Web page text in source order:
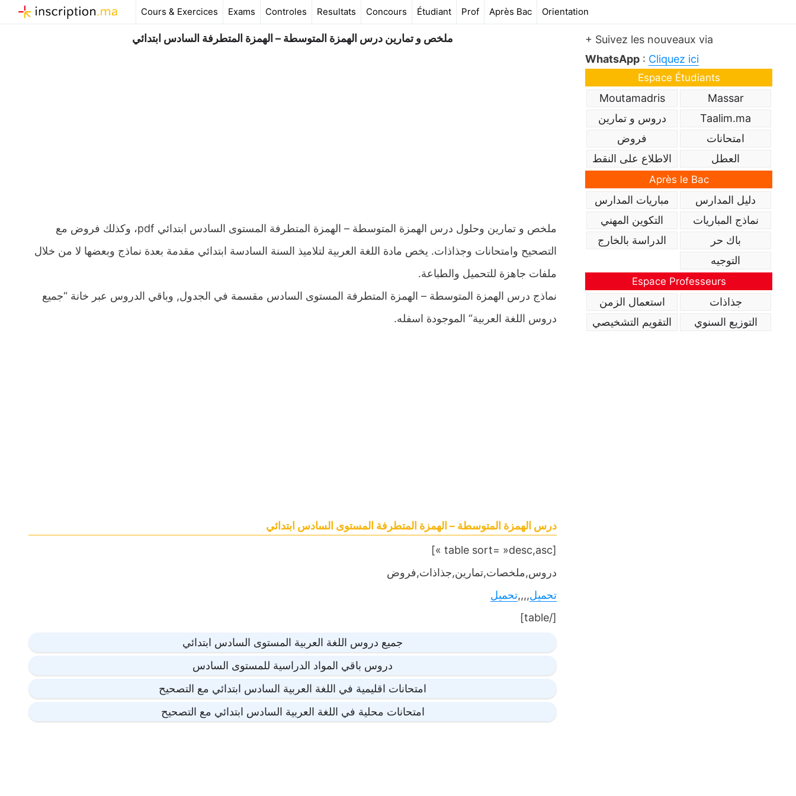
au
Cours & Exercices Exams Controles Resultats Concours Étudiant Prof Après Bac Orientation
ملخص و تمارين درس الهمزة المتوسطة – الهمزة المتطرفة السادس ابتدائي
ملخص و تمارين وحلول درس الهمزة المتوسطة – الهمزة المتطرفة المستوى السادس ابتدائي pdf، وكذلك فروض مع
التصحيح وامتحانات وجذاذات. يخص مادة اللغة العربية لتلاميذ السنة السادسة ابتدائي مقدمة بعدة نماذج وبعضها لا من خلال
ملفات جاهزة للتحميل والطباعة.
نماذج درس الهمزة المتوسطة – الهمزة المتطرفة المستوى السادس مقسمة في الجدول, وباقي الدروس عبر خانة “جميع
دروس اللغة العربية“ الموجودة اسفله.
درس الهمزة المتوسطة – الهمزة المتطرفة المستوى السادس ابتدائي
[table sort= »desc,asc »]
دروس,ملخصات,تمارين,جذاذات,فروض
تحميل,,,,تحميل
[/table]
جميع دروس اللغة العربية المستوى السادس ابتدائي
دروس باقي المواد الدراسية للمستوى السادس
امتحانات اقليمية في اللغة العربية السادس ابتدائي مع التصحيح
امتحانات محلية في اللغة العربية السادس ابتدائي مع التصحيح
+ Suivez les nouveaux via
WhatsApp : Cliquez ici
Espace Étudiants
Massar
Moutamadris
Taalim.ma
دروس و تمارين
امتحانات
فروض
العطل
الاطلاع على النقط
Après le Bac
دليل المدارس
مباريات المدارس
نماذج المباريات
التكوين المهني
باك حر
الدراسة بالخارج
التوجيه
Espace Professeurs
جذاذات
استعمال الزمن
التوزيع السنوي
التقويم التشخيصي